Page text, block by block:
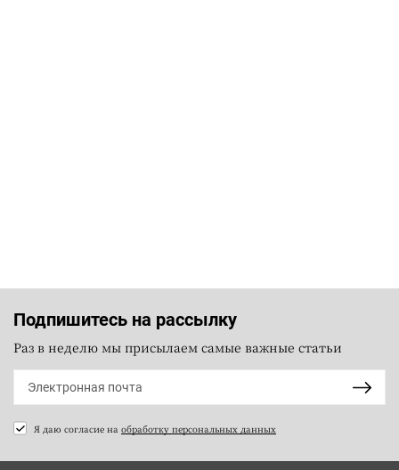
Подпишитесь на рассылку
Раз в неделю мы присылаем самые важные статьи
Я даю согласие на обработку персональных данных